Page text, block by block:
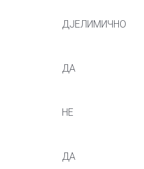
ДЈЕЛИМИЧНО
ДА
НЕ
ДА